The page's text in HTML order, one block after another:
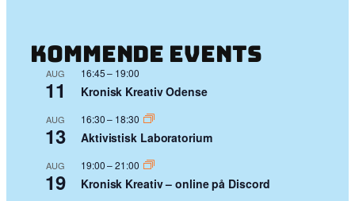
Kommende events
AUG
11
16:45– 19:00
Kronisk Kreativ Odense
AUG
13
16:30– 18:30
Aktivistisk Laboratorium
AUG
19
19:00–21:00
Kronisk Kreativ – online på Discord